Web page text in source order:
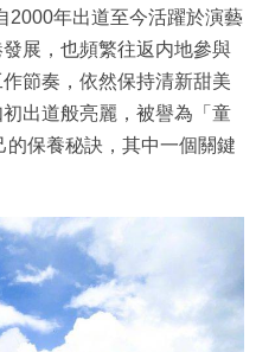
2000年出道至今活躍於演藝
展，也頻繁往返内地參與
節奏，依然保持清新甜美
出道般亮麗，被譽為「童
保養秘訣，其中一個關鍵